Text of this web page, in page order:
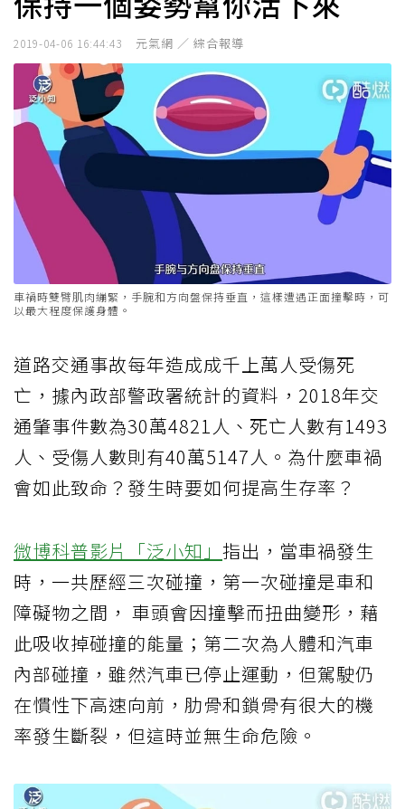
2019-04-06 16:44:43 元氣網 ／ 綜合報導
車禍時雙臂肌肉繃緊，手腕和方向盤保持垂直，這樣遭遇正面撞擊時，可
以最大程度保護身體。
道路交通事故每年造成成千上萬人受傷死
亡，據內政部警政署統計的資料，2018年交
通肇事件數為30萬4821人、死亡人數有1493
人、受傷人數則有40萬5147人。為什麼車禍
會如此致命？發生時要如何提高生存率？
微博科普影片「泛小知」 指出，當車禍發生
時，一共歷經三次碰撞，第一次碰撞是車和
障礙物之間， 車頭會因撞擊而扭曲變形，藉
此吸收掉碰撞的能量；第二次為人體和汽車
內部碰撞，雖然汽車已停止運動，但駕駛仍
在慣性下高速向前，肋骨和鎖骨有很大的機
率發生斷裂，但這時並無生命危險。